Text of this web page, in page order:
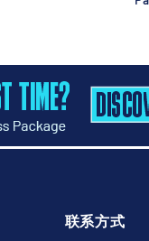
联系方式